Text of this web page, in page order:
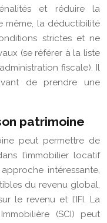
et réduire la
même, la déductibilité
strictes et ne
(se référer à la liste
fiscale). Il
de prendre une
patrimoine
peut permettre de
l’immobilier locatif
intéressante,
du revenu global,
le revenu et l’IFI. La
(SCI) peut